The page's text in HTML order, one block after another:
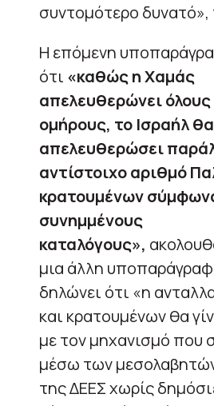
συντομότερο
Η επόμενη
ότι «καθώς η Χαμάς
απελευθερώνει
ομήρους, το Ισραήλ θα
απελευθερώσει
αντίστοιχο αριθμό
κρατουμένων
συνημμένους
καταλόγους»,
μια άλλη
δηλώνει ότι «η
και κρατουμένων θα
με τον μηχανισμό
μέσω των
της ΔΕΕΣ χωρίς